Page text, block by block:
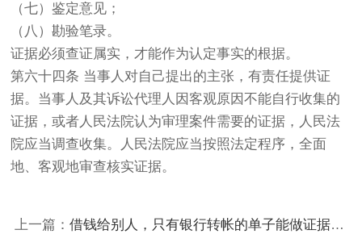
（七）鉴定意见；
（八）勘验笔录。
证据必须查证属实，才能作为认定事实的根据。
第六十四条 当事人对自己提出的主张，有责任提供证
据。当事人及其诉讼代理人因客观原因不能自行收集的
证据，或者人民法院认为审理案件需要的证据，人民法
院应当调查收集。人民法院应当按照法定程序，全面
地、客观地审查核实证据。
上一篇： 借钱给别人，只有银行转帐的单子能做证据吗？